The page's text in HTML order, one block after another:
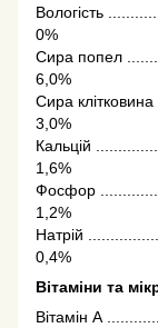
Вологість
0%
Сира попел
6,0%
Сира
3,0%
Кальцій
1,6%
Фосфор
1,2%
Натрій
0,4%
Вітаміни та
Вітамін А